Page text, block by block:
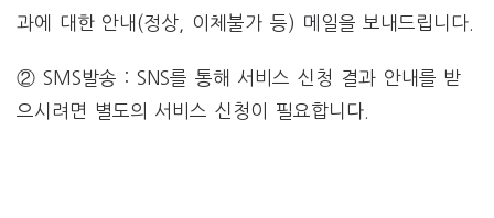
과에 대한 안내(정상, 이체불가 등) 메일을 보내드립니다.
② SMS발송 : SNS를 통해 서비스 신청 결과 안내를 받
으시려면 별도의 서비스 신청이 필요합니다.